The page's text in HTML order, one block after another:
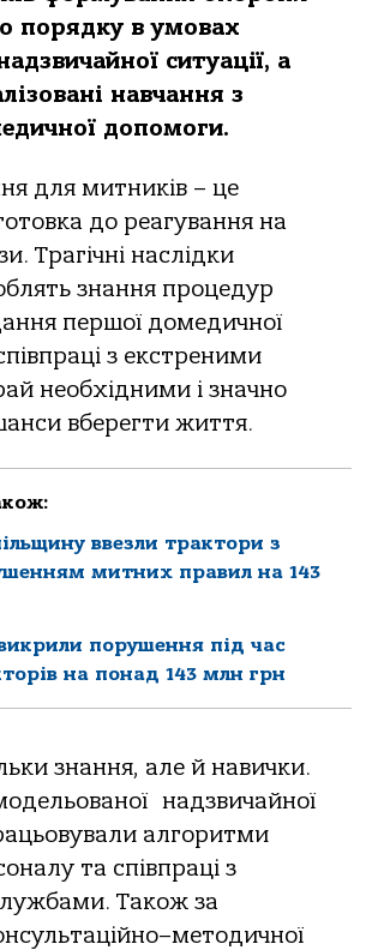
порядку в умовах
ситуації, а
навчання з
допомоги.
для митників – це
до реагування на
Трагічні наслідки
знання процедур
першої домедичної
з екстреними
необхідними і значно
вберегти життя.
ввезли трактори з
митних правил на 143
порушення під час
на понад 143 млн грн
знання, але й навички.
надзвичайної
алгоритми
та співпраці з
Також за
–методичної